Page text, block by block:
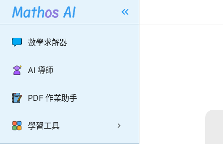
數學求解器
AI 導師
PDF 作業助手
學習工具